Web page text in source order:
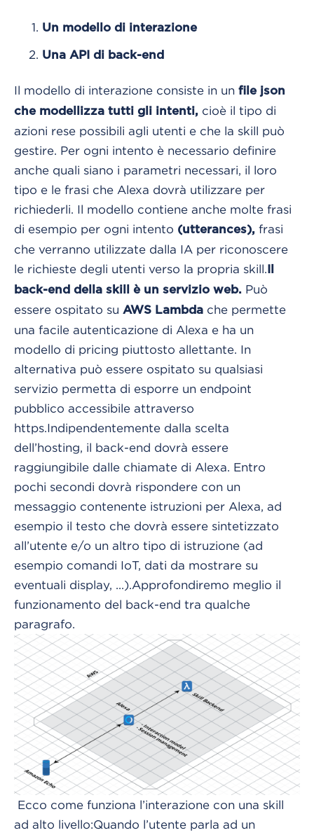
Un modello di interazione
Una API di back-end
Il modello di interazione consiste in un file json
che modellizza tutti gli intenti, cioè il tipo di
azioni rese possibili agli utenti e che la skill può
gestire. Per ogni intento è necessario definire
anche quali siano i parametri necessari, il loro
tipo e le frasi che Alexa dovrà utilizzare per
richiederli. Il modello contiene anche molte frasi
di esempio per ogni intento (utterances), frasi
che verranno utilizzate dalla IA per riconoscere
le richieste degli utenti verso la propria skill.
back-end della skill è un servizio web. Può
essere ospitato su AWS Lambda che permette
una facile autenticazione di Alexa e ha un
modello di pricing piuttosto allettante. In
alternativa può essere ospitato su qualsiasi
servizio permetta di esporre un endpoint
pubblico accessibile attraverso
https.Indipendentemente dalla scelta
dell’hosting, il back-end dovrà essere
raggiungibile dalle chiamate di Alexa. Entro
pochi secondi dovrà rispondere con un
messaggio contenente istruzioni per Alexa, ad
esempio il testo che dovrà essere sintetizzato
all’utente e/o un altro tipo di istruzione (ad
esempio comandi IoT, dati da mostrare su
eventuali display, ...).Approfondiremo meglio il
funzionamento del back-end tra qualche
paragrafo.
Ecco come funziona l’interazione con una skill
ad alto livello:Quando l’utente parla ad un